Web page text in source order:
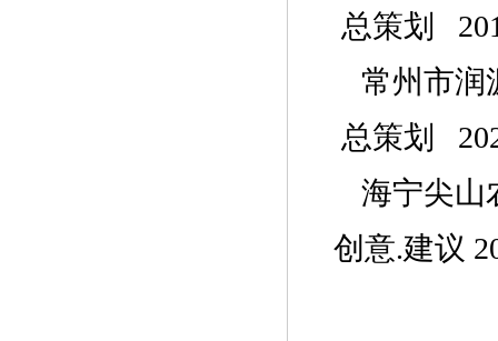
总策划
常州市润
总策划
海宁尖山
创意.建议 2